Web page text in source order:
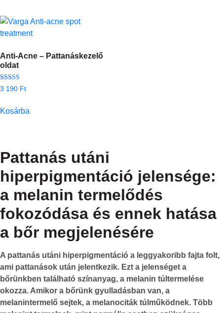
Anti-Acne – Pattanáskezelő
oldat
Értékelés:
3 190 Ft
Kosárba
Pattanás utáni
hiperpigmentáció jelensége:
a melanin termelődés
fokozódása és ennek hatása
a bőr megjelenésére
A pattanás utáni hiperpigmentáció a leggyakoribb fajta folt,
ami pattanások után jelentkezik. Ezt a jelenséget a
bőrünkben található színanyag, a melanin túltermelése
okozza. Amikor a bőrünk gyulladásban van, a
melanintermelő sejtek, a melanociták túlműködnek. Több